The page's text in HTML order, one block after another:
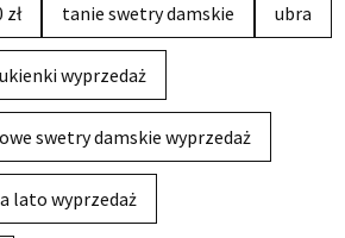
tanie swetry damskie ubra
wyprzedaż
swetry damskie wyprzedaż
lato wyprzedaż